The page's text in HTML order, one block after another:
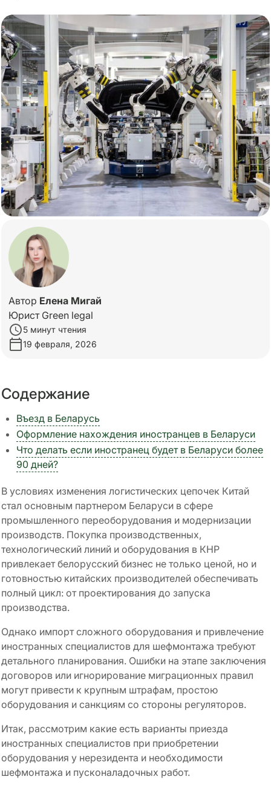
Автор Елена Мигай
Юрист Green legal
5 минут чтения
19 февраля, 2026
Содержание
Въезд в Беларусь
Оформление нахождения иностранцев в Беларуси
Что делать если иностранец будет в Беларуси более
90 дней?
В условиях изменения логистических цепочек Китай
стал основным партнером Беларуси в сфере
промышленного переоборудования и модернизации
производств. Покупка производственных,
технологический линий и оборудования в КНР
привлекает белорусский бизнес не только ценой, но и
готовностью китайских производителей обеспечивать
полный цикл: от проектирования до запуска
производства.
Однако импорт сложного оборудования и привлечение
иностранных специалистов для шефмонтажа требуют
детального планирования. Ошибки на этапе заключения
договоров или игнорирование миграционных правил
могут привести к крупным штрафам, простою
оборудования и санкциям со стороны регуляторов.
Итак, рассмотрим какие есть варианты приезда
иностранных специалистов при приобретении
оборудования у нерезидента и необходимости
шефмонтажа и пусконаладочных работ.